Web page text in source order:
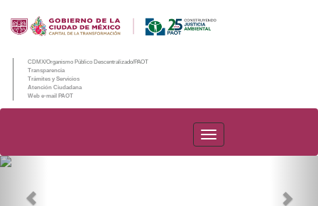
CDMX/Organismo Público Descentralizado/PAOT
Transparencia
Trámites y Servicios
Atención Ciudadana
Web e-mail PAOT
PAOT